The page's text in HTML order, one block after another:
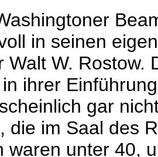
in seinen
Walt W. Rostow.
ihrer
gar
die im Saal des
waren unter 40,